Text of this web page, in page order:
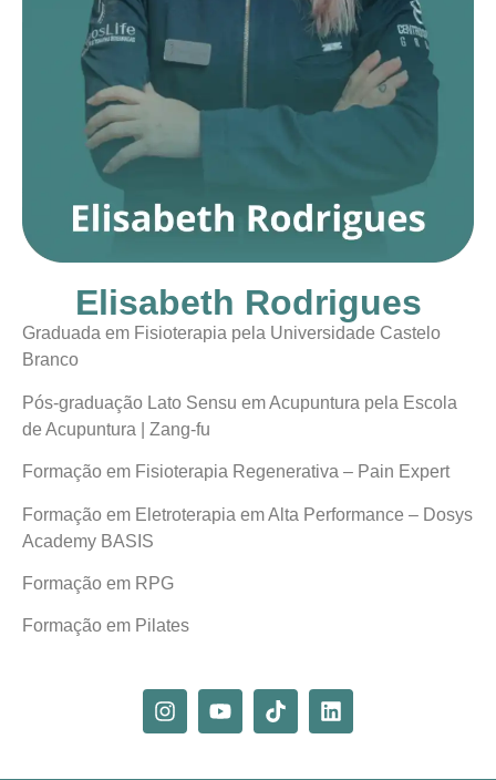
Elisabeth Rodrigues
Graduada em Fisioterapia pela Universidade Castelo
Branco
Pós-graduação Lato Sensu em Acupuntura pela Escola
de Acupuntura | Zang-fu
Formação em Fisioterapia Regenerativa – Pain Expert
Formação em Eletroterapia em Alta Performance – Dosys
Academy BASIS
Formação em RPG
Formação em Pilates